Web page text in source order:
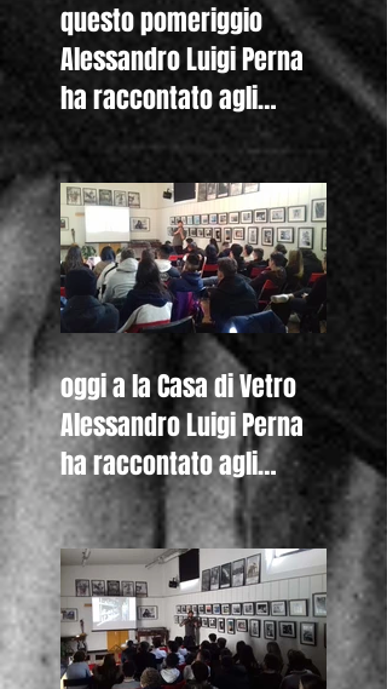
questo pomeriggio
Alessandro Luigi Perna
ha raccontato agli
studenti del Liceo
Colombini di Piacenza
oggi a la Casa di Vetro
Alessandro Luigi Perna
ha raccontato agli
studenti del Liceo De
Nicola di Se